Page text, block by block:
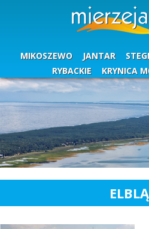
MIKOSZEWO JANTAR
RYBACKIE
KRYNICA